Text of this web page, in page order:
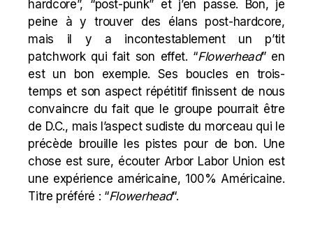
hardcore”, “post-punk” et j’en passe. Bon, je
peine à y trouver des élans post-hardcore,
mais il y a incontestablement un p’tit
patchwork qui fait son effet. “Flowerhead” en
est un bon exemple. Ses boucles en trois-
temps et son aspect répétitif finissent de nous
convaincre du fait que le groupe pourrait être
de D.C., mais l’aspect sudiste du morceau qui le
précède brouille les pistes pour de bon. Une
chose est sure, écouter Arbor Labor Union est
une expérience américaine, 100% Américaine.
Titre préféré : “Flowerhead“.